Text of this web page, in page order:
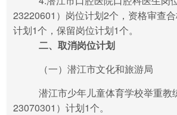
23220601）岗位计划2个，资格审查
计划1个，保留岗位计划1个。
二、取消岗位计划
（一）潜江市文化和旅游局
潜江市少年儿童体育学校举重教
23070301）计划1个。